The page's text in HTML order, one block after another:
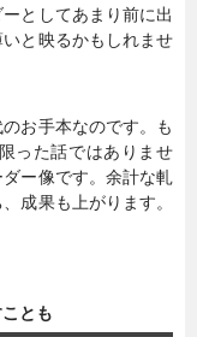
としてあまり前に出
と映るかもしれませ
お手本なのです。も
った話ではありませ
ー像です。余計な軋
成果も上がります。
とも